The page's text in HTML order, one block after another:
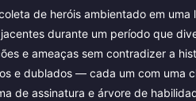
de heróis ambientado em
durante um período que
e ameaças sem contradizer a
e dublados — cada um com uma
de assinatura e árvore de